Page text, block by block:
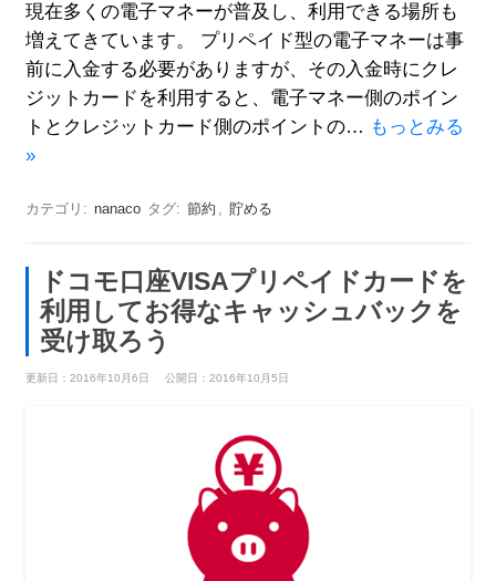
現在多くの電子マネーが普及し、利用できる場所も
増えてきています。 プリペイド型の電子マネーは事
前に入金する必要がありますが、その入金時にクレ
ジットカードを利用すると、電子マネー側のポイン
トとクレジットカード側のポイントの… もっとみる
»
カテゴリ: nanaco タグ: 節約 , 貯める
ドコモ口座VISAプリペイドカードを
利用してお得なキャッシュバックを
受け取ろう
更新日：2016年10月6日 公開日：2016年10月5日